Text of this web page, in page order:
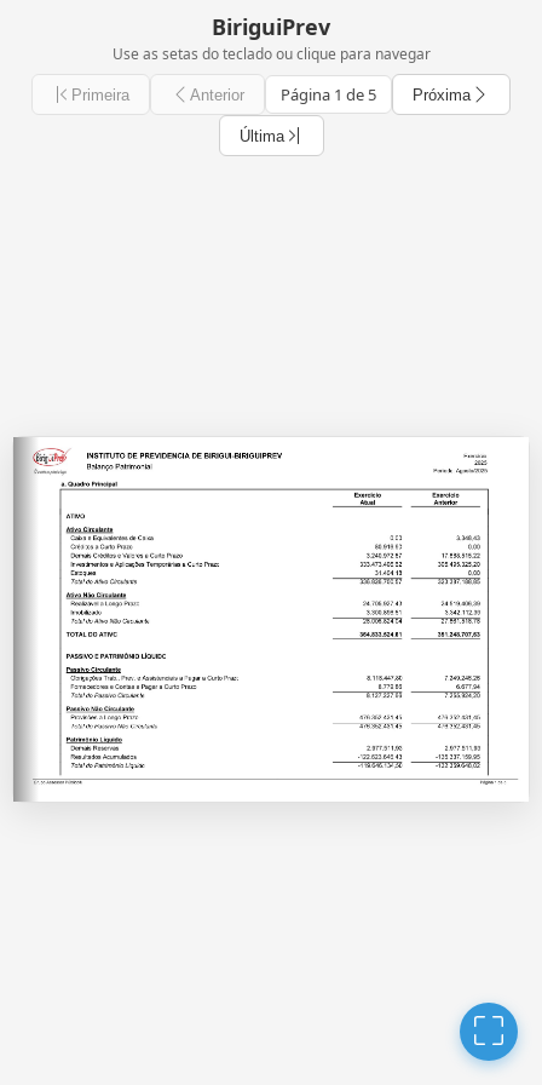
BiriguiPrev
Use as setas do teclado ou clique para navegar
Primeira Anterior Página 1 de 5 Próxima
Última